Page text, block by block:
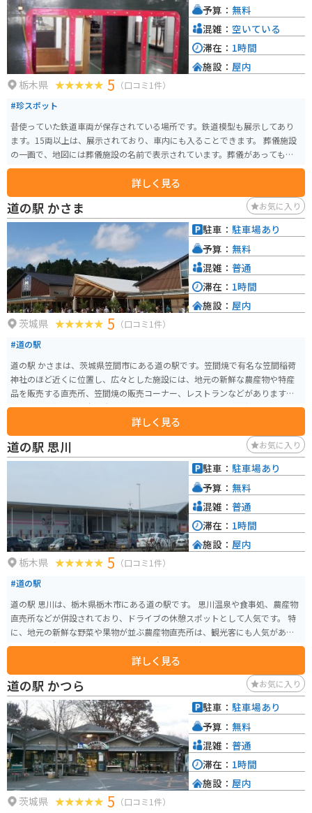
栃木県 5 （口コミ1件）
#珍スポット
昔使っていた鉄道車両が保存されている場所です。鉄道模型も展示してあり
ます。15両以上は、展示されており、車内にも入ることできます。 葬儀施設
の一画で、地図には葬儀施設の名前で表示されています。葬儀があっても、
見学可能です。
詳しく見る
予算： 無料
混雑： 空いている
滞在： 1時間
施設： 屋内
道の駅 かさま お気に入り
茨城県 5 （口コミ1件）
#道の駅
道の駅 かさまは、茨城県笠間市にある道の駅です。笠間焼で有名な笠間稲荷
神社のほど近くに位置し、広々とした施設には、地元の新鮮な農産物や特産
品を販売する直売所、笠間焼の販売コーナー、レストランなどがあります。
笠間稲荷神社は、日本三大稲荷の一つに数えられる歴史ある神社であり、毎
年多くの観光客が訪れます。周辺には、笠間焼の窯元やギャラリーが集まる
「笠間焼通り」や、自然豊かな「つつじ公園」など、見どころも豊富です。
バイクで訪れる場合は、道の駅 かさまの広い駐車場が利用できます。また、
笠間市内には、風光明媚な道路も多く、ツーリングにも最適なエリアです。
道の駅 かさまは、休憩場所としてだけでなく、観光情報収集の拠点としても
詳しく見る
駐車： 駐車場あり
予算： 無料
混雑： 普通
滞在： 1時間
施設： 屋内
道の駅 思川 お気に入り
栃木県 5 （口コミ1件）
#道の駅
道の駅 思川は、栃木県栃木市にある道の駅です。 思川温泉や食事処、農産物
直売所などが併設されており、ドライブの休憩スポットとして人気です。 特
に、地元の新鮮な野菜や果物が並ぶ農産物直売所は、観光客にも人気があり
ます。 思川温泉は、ナトリウム-塩化物温泉で、神経痛や筋肉痛、関節痛など
に効果があると言われています。 また、露天風呂からは、四季折々の美しい
景色を楽しむことができます。 バイクで訪れる場合、道の駅 思川には、広々
とした駐車場が完備されているので安心です。 周辺には、太平山やあしかが
フラワーパークなど、観光スポットも点在しているので、ツーリングの拠点
としてもおすすめです。 道の駅 思川で人気の名産品は、栃木県産の米粉を使
った「思川だんご」です。 その他にも、地元産の野菜や果物を使った加工品
など、お土産に最適な商品が数多く販売されています。
詳しく見る
駐車： 駐車場あり
予算： 無料
混雑： 普通
滞在： 1時間
施設： 屋内
道の駅 かつら お気に入り
茨城県 5 （口コミ1件）
駐車： 駐車場あり
予算： 無料
混雑： 普通
滞在： 1時間
施設： 屋内